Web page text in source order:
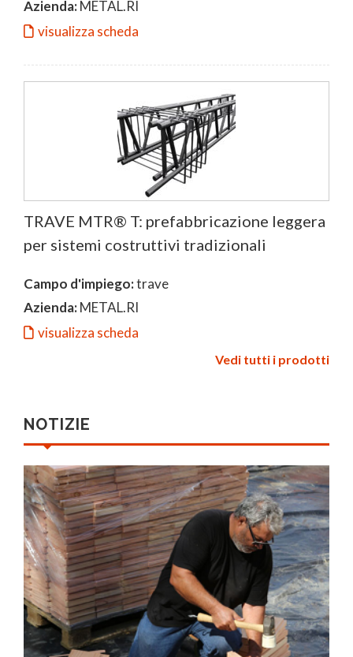
Azienda:METAL.RI
visualizza scheda
TRAVE MTR® T: prefabbricazione leggera
per sistemi costruttivi tradizionali
Campo d'impiego:trave
Azienda:METAL.RI
visualizza scheda
Vedi tutti i prodotti
NOTIZIE